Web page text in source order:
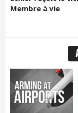
Membre à vie